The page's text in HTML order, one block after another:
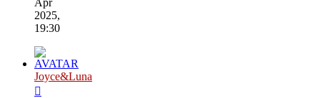
Apr
2025,
19:30
Joyce&Luna